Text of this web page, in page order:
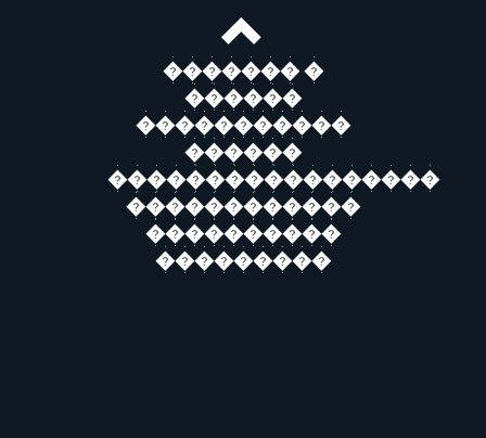
������� �
������
�����������
������
�����������������
������������
����������
���������